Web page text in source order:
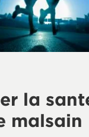
la
malsain